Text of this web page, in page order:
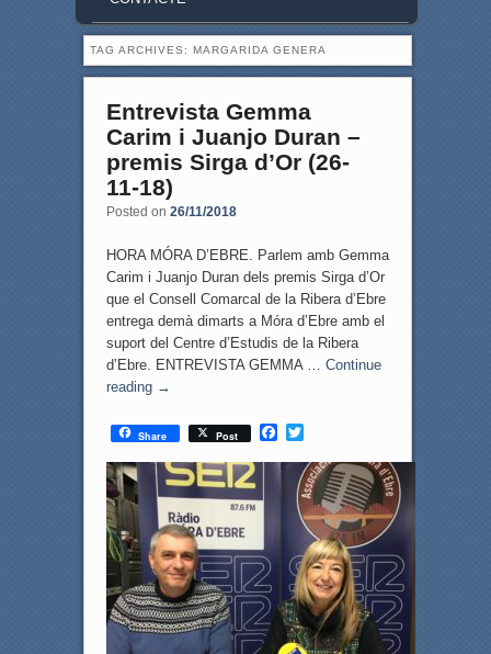
TAG ARCHIVES: MARGARIDA GENERA
Entrevista Gemma
Carim i Juanjo Duran –
premis Sirga d’Or (26-
11-18)
Posted on 26/11/2018
HORA MÓRA D’EBRE. Parlem amb Gemma
Carim i Juanjo Duran dels premis Sirga d’Or
que el Consell Comarcal de la Ribera d’Ebre
entrega demà dimarts a Móra d’Ebre amb el
suport del Centre d’Estudis de la Ribera
d’Ebre. ENTREVISTA GEMMA … Continue
reading →
Share Post
F
c
T
i
t
t
e
r